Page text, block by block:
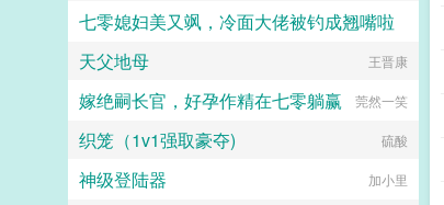
截图上传微博～...
七零媳妇美又飒，冷面大佬被钓成翘嘴啦
晴空万里云
天父地母 王晋康
嫁绝嗣长官，好孕作精在七零躺赢 莞然一笑
织笼（1v1强取豪夺) 硫酸
神级登陆器 加小里